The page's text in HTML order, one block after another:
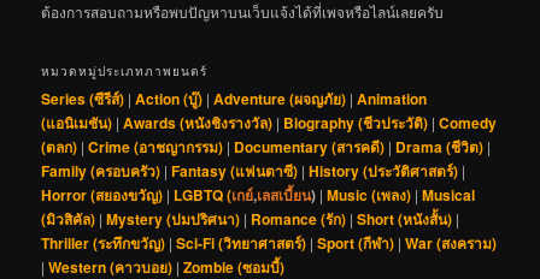
ต้องการสอบถามหรือพบปัญหาบนเว็บแจ้งได้ที่เพจหรือไลน์เลยครับ
หมวดหมู่ประเภทภาพยนตร์
Series (ซีรีส์) |Action (บู๊) |Adventure (ผจญภัย) |Animation
(แอนิเมชัน) |Awards (หนังชิงรางวัล) | Biography (ชีวประวัติ) |Comedy
(ตลก) |Crime (อาชญากรรม) | Documentary (สารคดี) | Drama (ชีวิต) |
Family (ครอบครัว) |Fantasy (แฟนตาซี) |History (ประวัติศาสตร์) |
Horror (สยองขวัญ) | LGBTQ (เกย์,เลสเบี้ยน) |Music (เพลง) |Musical
(มิวสิคัล) |Mystery (ปมปริศนา) | Romance (รัก) |Short (หนังสั้น) |
Thriller (ระทึกขวัญ) |Sci-Fi (วิทยาศาสตร์) |Sport (กีฬา) |War (สงคราม)
|Western (คาวบอย) |Zombie (ซอมบี้)